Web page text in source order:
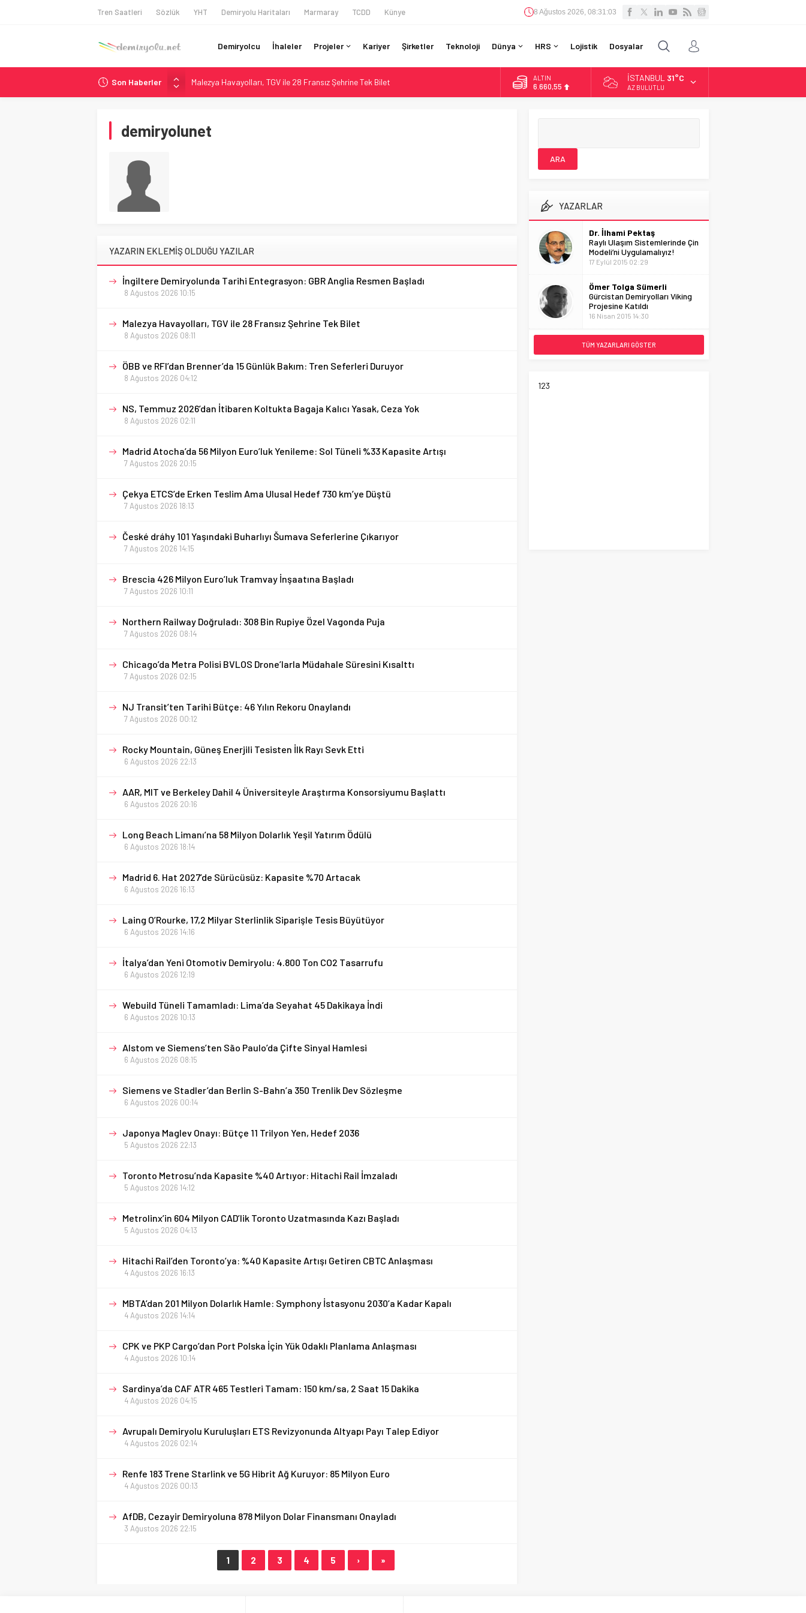
Tren Saatleri Sözlük YHT Demiryolu Haritaları Marmaray TCDD Künye 8 Ağustos 2026, 08:31:03
Demiryolcu İhaleler Projeler Kariyer Şirketler Teknoloji Dünya HRS Lojistik Dosyalar
Son Haberler
Malezya Havayolları, TGV ile 28 Fransız Şehrine Tek Bilet
ÖBB ve RFI’dan Brenner’da 15 Günlük Bakım: Tren Seferleri Duruyor
Madrid Atocha’da 56 Milyon Euro’luk Yenileme: Sol Tüneli %33 Kapasite Artışı
ALTIN
6.660,55
47,7111
EURO
İSTANBUL 31°C
AZ BULUTLU
demiryolunet
YAZARIN EKLEMİŞ OLDUĞU YAZILAR
İngiltere Demiryolunda Tarihi Entegrasyon: GBR Anglia Resmen Başladı
8 Ağustos 2026 10:15
Malezya Havayolları, TGV ile 28 Fransız Şehrine Tek Bilet
8 Ağustos 2026 08:11
ÖBB ve RFI’dan Brenner’da 15 Günlük Bakım: Tren Seferleri Duruyor
8 Ağustos 2026 04:12
NS, Temmuz 2026’dan İtibaren Koltukta Bagaja Kalıcı Yasak, Ceza Yok
8 Ağustos 2026 02:11
Madrid Atocha’da 56 Milyon Euro’luk Yenileme: Sol Tüneli %33 Kapasite Artışı
7 Ağustos 2026 20:15
Çekya ETCS’de Erken Teslim Ama Ulusal Hedef 730 km’ye Düştü
7 Ağustos 2026 18:13
České dráhy 101 Yaşındaki Buharlıyı Šumava Seferlerine Çıkarıyor
7 Ağustos 2026 14:15
Brescia 426 Milyon Euro’luk Tramvay İnşaatına Başladı
7 Ağustos 2026 10:11
Northern Railway Doğruladı: 308 Bin Rupiye Özel Vagonda Puja
7 Ağustos 2026 08:14
Chicago’da Metra Polisi BVLOS Drone’larla Müdahale Süresini Kısalttı
7 Ağustos 2026 02:15
NJ Transit’ten Tarihi Bütçe: 46 Yılın Rekoru Onaylandı
7 Ağustos 2026 00:12
Rocky Mountain, Güneş Enerjili Tesisten İlk Rayı Sevk Etti
6 Ağustos 2026 22:13
AAR, MIT ve Berkeley Dahil 4 Üniversiteyle Araştırma Konsorsiyumu Başlattı
6 Ağustos 2026 20:16
Long Beach Limanı’na 58 Milyon Dolarlık Yeşil Yatırım Ödülü
6 Ağustos 2026 18:14
Madrid 6. Hat 2027’de Sürücüsüz: Kapasite %70 Artacak
6 Ağustos 2026 16:13
Laing O’Rourke, 17,2 Milyar Sterlinlik Siparişle Tesis Büyütüyor
6 Ağustos 2026 14:16
İtalya’dan Yeni Otomotiv Demiryolu: 4.800 Ton CO2 Tasarrufu
6 Ağustos 2026 12:19
Webuild Tüneli Tamamladı: Lima’da Seyahat 45 Dakikaya İndi
6 Ağustos 2026 10:13
Alstom ve Siemens’ten São Paulo’da Çifte Sinyal Hamlesi
6 Ağustos 2026 08:15
Siemens ve Stadler’dan Berlin S-Bahn’a 350 Trenlik Dev Sözleşme
6 Ağustos 2026 00:14
Japonya Maglev Onayı: Bütçe 11 Trilyon Yen, Hedef 2036
5 Ağustos 2026 22:13
Toronto Metrosu’nda Kapasite %40 Artıyor: Hitachi Rail İmzaladı
5 Ağustos 2026 14:12
Metrolinx’in 604 Milyon CAD’lik Toronto Uzatmasında Kazı Başladı
5 Ağustos 2026 04:13
Hitachi Rail’den Toronto’ya: %40 Kapasite Artışı Getiren CBTC Anlaşması
4 Ağustos 2026 16:13
MBTA’dan 201 Milyon Dolarlık Hamle: Symphony İstasyonu 2030’a Kadar Kapalı
4 Ağustos 2026 14:14
CPK ve PKP Cargo’dan Port Polska İçin Yük Odaklı Planlama Anlaşması
4 Ağustos 2026 10:14
Sardinya’da CAF ATR 465 Testleri Tamam: 150 km/sa, 2 Saat 15 Dakika
4 Ağustos 2026 04:15
Avrupalı Demiryolu Kuruluşları ETS Revizyonunda Altyapı Payı Talep Ediyor
4 Ağustos 2026 02:14
Renfe 183 Trene Starlink ve 5G Hibrit Ağ Kuruyor: 85 Milyon Euro
4 Ağustos 2026 00:13
AfDB, Cezayir Demiryoluna 878 Milyon Dolar Finansmanı Onayladı
3 Ağustos 2026 22:15
1 2 3 4 5 › »
YAZARLAR
Dr. İlhami Pektaş
Raylı Ulaşım Sistemlerinde Çin
Modeli’ni Uygulamalıyız!
17 Eylül 2015 02:29
Ömer Tolga Sümerli
Gürcistan Demiryolları Viking
Projesine Katıldı
16 Nisan 2015 14:30
TÜM YAZARLARI GÖSTER
123